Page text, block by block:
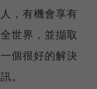
，有機會享有
世界，並擷取
個很好的解決
。